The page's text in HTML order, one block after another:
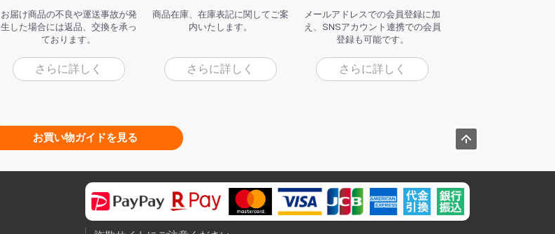
お届け商品の不良や運送事故が発
生した場合には返品、交換を承っ
ております。
さらに詳しく
商品在庫、在庫表記に関してご案
内いたします。
さらに詳しく
メールアドレスでの会員登録に加
え、SNSアカウント連携での会員
登録も可能です。
さらに詳しく
お買い物ガイドを見る